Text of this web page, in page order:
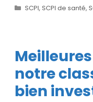
Catégories
SCPI, SCPI de santé,
Meilleures
notre
bien